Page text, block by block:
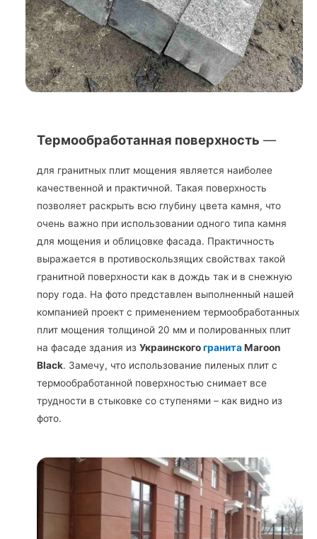
Термообработанная поверхность —
для гранитных плит мощения является наиболее
качественной и практичной. Такая поверхность
позволяет раскрыть всю глубину цвета камня, что
очень важно при использовании одного типа камня
для мощения и облицовке фасада. Практичность
выражается в противоскользящих свойствах такой
гранитной поверхности как в дождь так и в снежную
пору года. На фото представлен выполненный нашей
компанией проект с применением термообработанных
плит мощения толщиной 20 мм и полированных плит
на фасаде здания из УкраинскогогранитаMaroon
Black. Замечу, что использование пиленых плит с
термообработанной поверхностью снимает все
трудности в стыковке со ступенями – как видно из
фото.